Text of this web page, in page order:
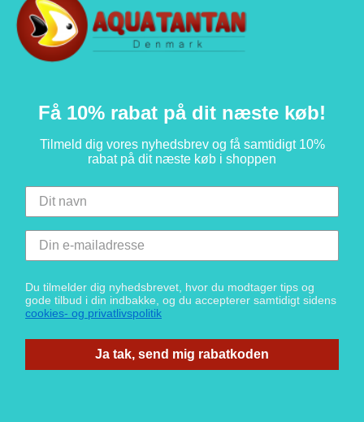
Få 10% rabat på dit næste køb!
Tilmeld dig vores nyhedsbrev og få samtidigt 10%
rabat på dit næste køb i shoppen
Du tilmelder dig nyhedsbrevet, hvor du modtager tips og
gode tilbud i din indbakke, og du accepterer samtidigt sidens
cookies- og privatlivspolitik
Ja tak, send mig rabatkoden